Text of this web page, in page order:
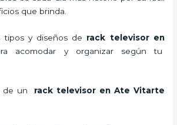
que brinda.
tipos y diseños de rack televisoren
acomodar y organizar según tu
de un rack televisor en Ate Vitarte